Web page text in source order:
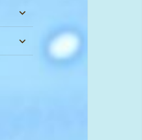
サ
ブ
メ
ニ
サ
ブ